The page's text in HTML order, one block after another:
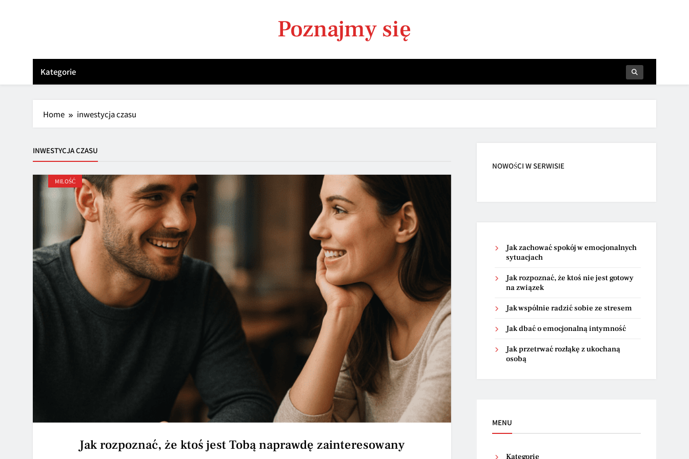
Poznajmy się
Kategorie
Home inwestycja czasu
INWESTYCJA CZASU
MIŁOŚĆ
Jak rozpoznać, że ktoś jest Tobą naprawdę zainteresowany
NOWOŚCI W SERWISIE
Jak zachować spokój w emocjonalnych
sytuacjach
Jak rozpoznać, że ktoś nie jest gotowy
na związek
Jak wspólnie radzić sobie ze stresem
Jak dbać o emocjonalną intymność
Jak przetrwać rozłąkę z ukochaną
osobą
MENU
Kategorie